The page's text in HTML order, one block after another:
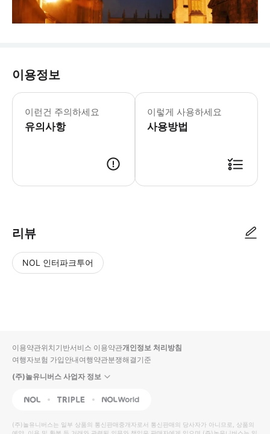
이용정보
이런건 주의하세요
유의사항
이렇게 사용하세요
사용방법
리뷰
NOL 인터파크투어
입니
다.
높
동
순
상
이용약관위치기반서비스 이용약관개인정보 처리방침
여행자보험 가입안내여행약관분쟁해결기준
(주)놀유니버스 사업자 정보
NOL Triple Interpark Global
(주)놀유니버스는 일부 상품의 통신판매중개자로서 통신판매의 당사자가 아니므로, 상품의